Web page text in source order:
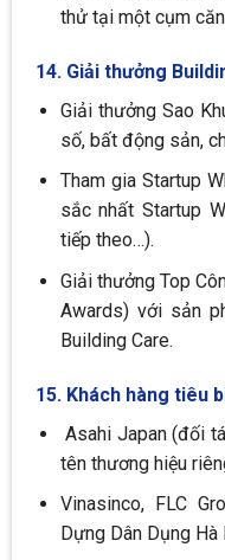
thử tại một cụm
14. Giải thưởng
Giải thưởng Sao
số, bất động sản,
Tham gia Startup
sắc nhất Startup
tiếp theo…).
Giải thưởng Top
Awards) với sản
Building Care.
15. Khách hàng tiêu
Asahi Japan (đối
tên thương hiệu
Vinasinco, FLC
Dựng Dân Dụng Hà